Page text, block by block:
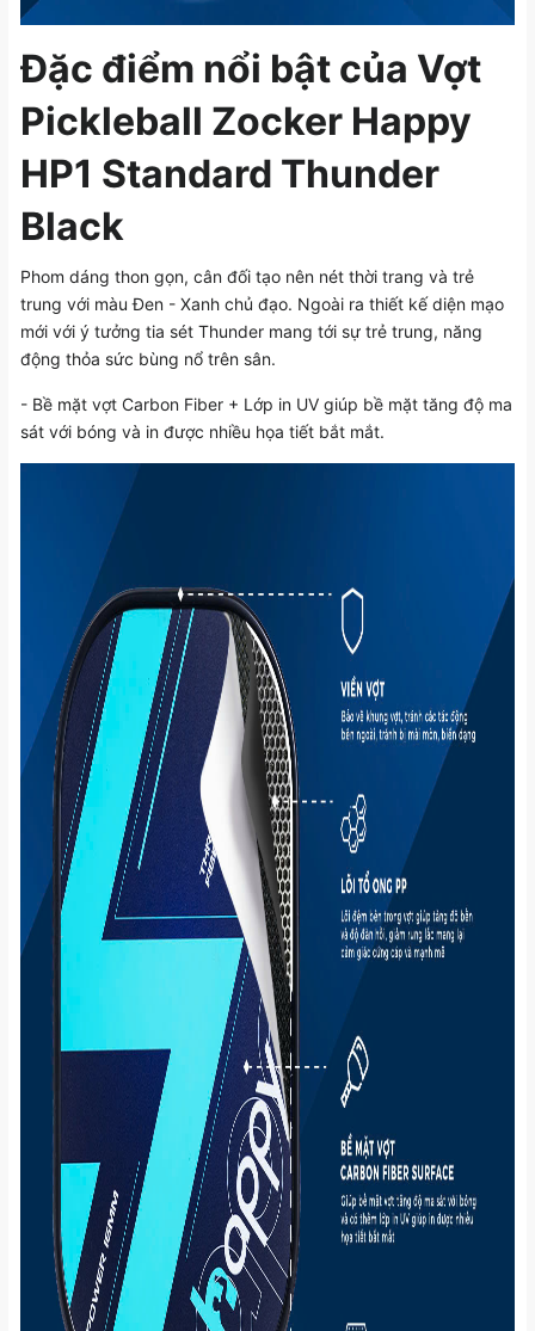
Đặc điểm nổi bật của Vợt
Pickleball Zocker Happy
HP1 Standard Thunder
Black
Phom dáng thon gọn, cân đối tạo nên nét thời trang và trẻ
trung với màu Đen - Xanh chủ đạo. Ngoài ra thiết kế diện mạo
mới với ý tưởng tia sét Thunder mang tới sự trẻ trung, năng
động thỏa sức bùng nổ trên sân.
- Bề mặt vợt Carbon Fiber + Lớp in UV giúp bề mặt tăng độ ma
sát với bóng và in được nhiều họa tiết bắt mắt.